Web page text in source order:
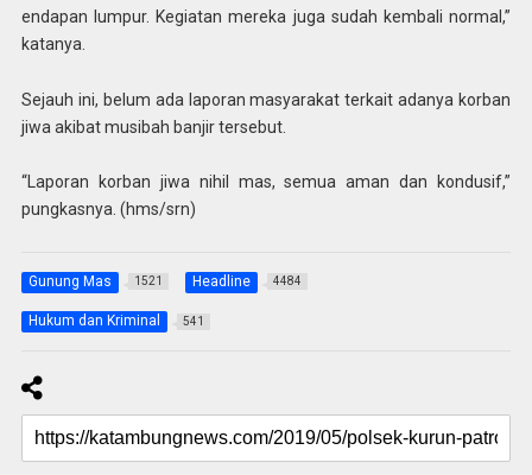
endapan lumpur. Kegiatan mereka juga sudah kembali normal,”
katanya.
Sejauh ini, belum ada laporan masyarakat terkait adanya korban
jiwa akibat musibah banjir tersebut.
“Laporan korban jiwa nihil mas, semua aman dan kondusif,”
pungkasnya. (hms/srn)
Gunung Mas 1521 Headline 4484
Hukum dan Kriminal 541